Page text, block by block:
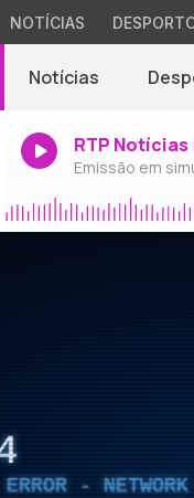
NOTÍCIAS
Notícias
RTP Notícias
Emissão em
- NETWORK